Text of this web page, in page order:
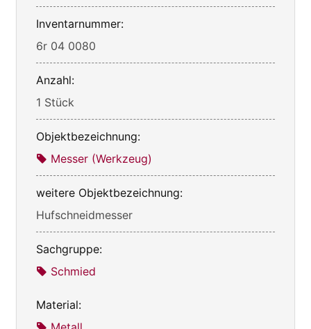
Inventarnummer:
6r 04 0080
Anzahl:
1 Stück
Objektbezeichnung:
Messer (Werkzeug)
weitere Objektbezeichnung:
Hufschneidmesser
Sachgruppe:
Schmied
Material: